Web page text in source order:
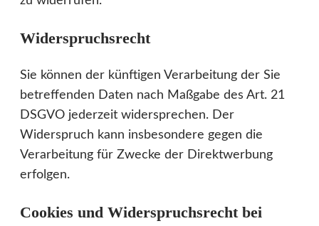
Widerspruchsrecht
Sie können der künftigen Verarbeitung der Sie
betreffenden Daten nach Maßgabe des Art. 21
DSGVO jederzeit widersprechen. Der
Widerspruch kann insbesondere gegen die
Verarbeitung für Zwecke der Direktwerbung
erfolgen.
Cookies und Widerspruchsrecht bei